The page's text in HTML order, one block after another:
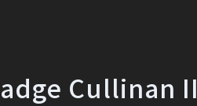
Cullinan II